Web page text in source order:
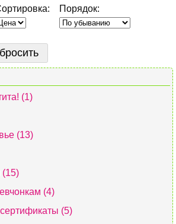
Порядок:
(1)
(13)
(15)
(4)
(5)